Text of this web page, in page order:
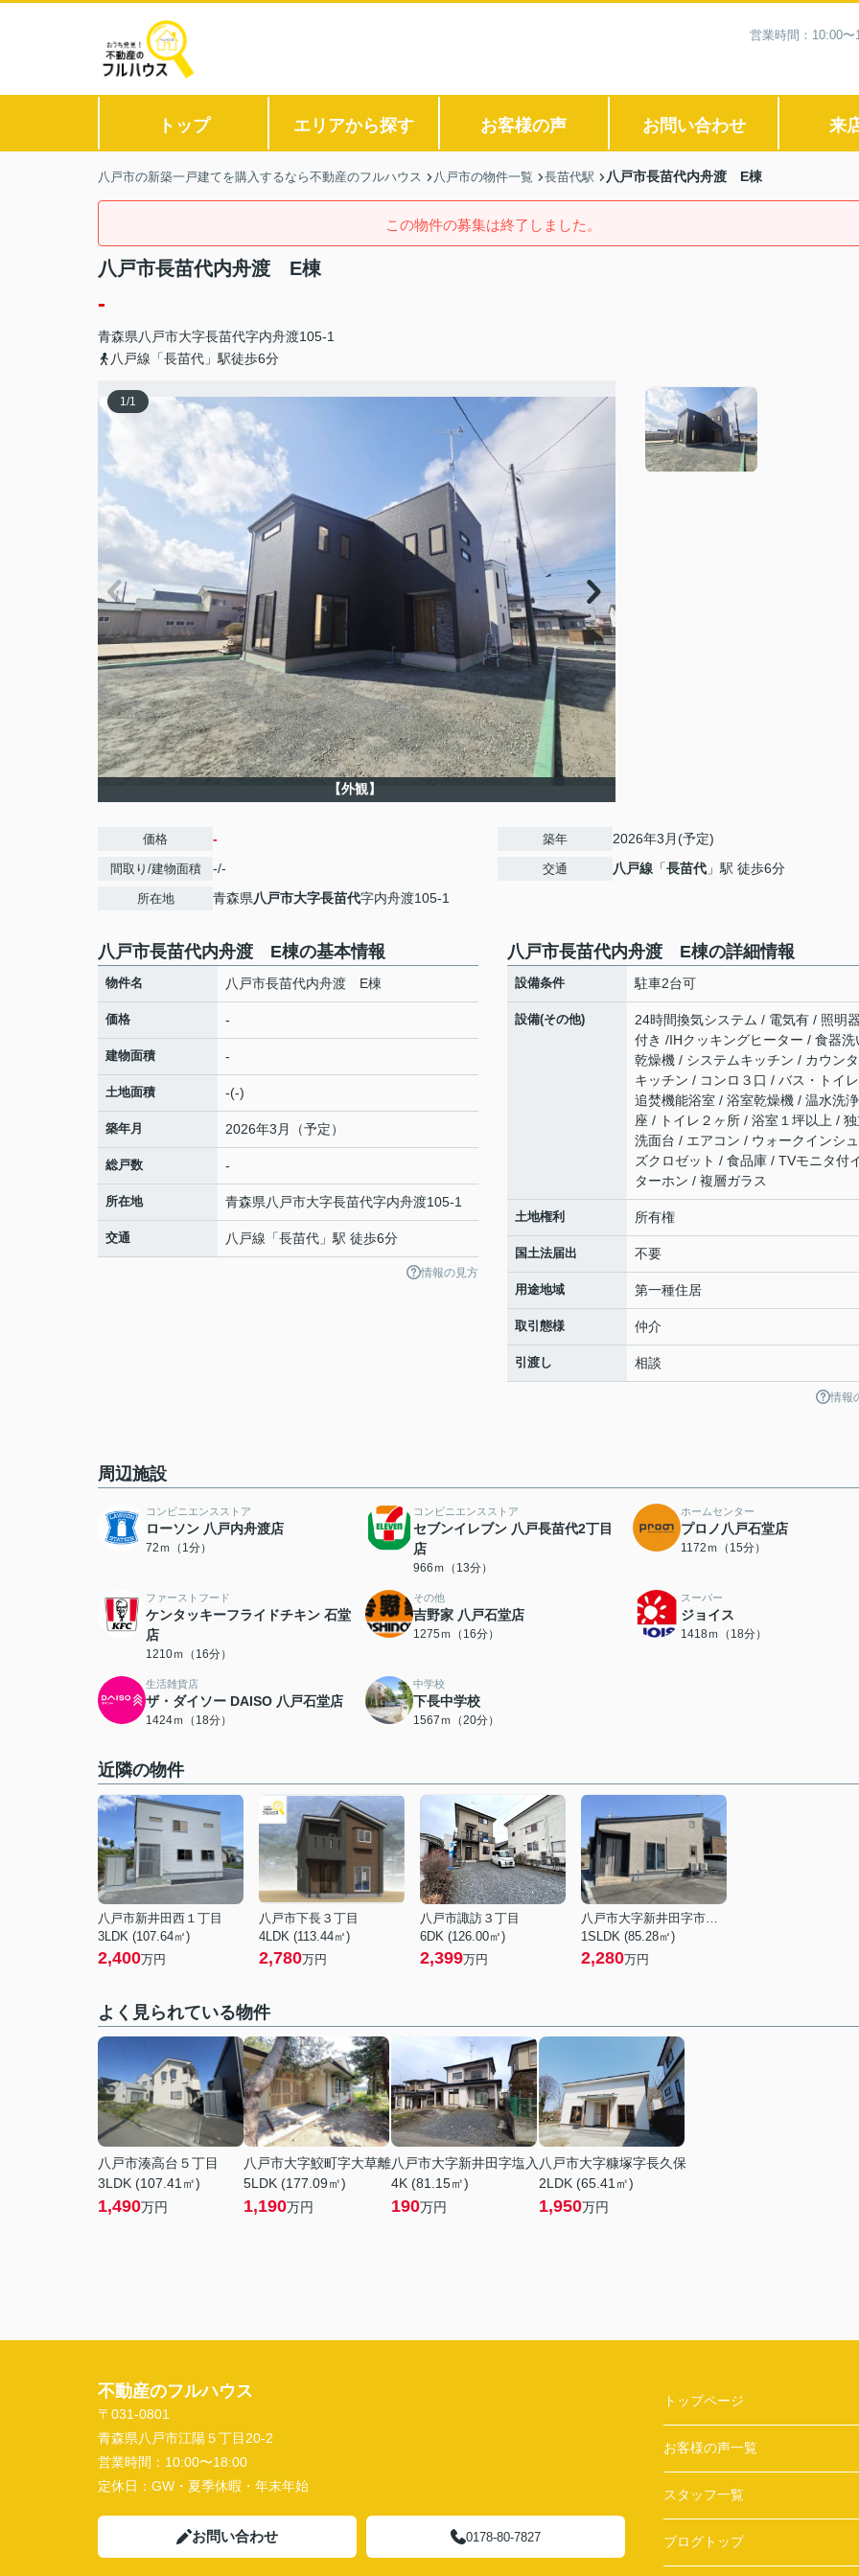
営業時間：10:00
トップ エリアから探す お客様の声 お問い合わせ 来
八戸市の新築一戸建てを購入するなら不動産のフルハウス 八戸市の物件一覧 長苗代駅 八戸市長苗代内舟渡 E棟
この物件の募集は終了しました。
八戸市長苗代内舟渡 E棟
-
青森県八戸市大字長苗代字内舟渡105-1
八戸線「長苗代」駅徒歩6分
1/1
【外観】
価格 -
間取り/建物面積 -/-
所在地 青森県八戸市大字長苗代字内舟渡105-1
築年 2026年3月(予定)
交通 八戸線 「長苗代 」駅 徒歩6分
八戸市長苗代内舟渡 E棟の基本情報
物件名 八戸市長苗代内舟渡 E棟
価格 -
建物面積 -
土地面積 -(-)
築年月 2026年3月（予定）
総戸数 -
所在地 青森県八戸市大字長苗代字内舟渡105-1
交通 八戸線 「長苗代 」駅 徒歩6分
情報の見方
八戸市長苗代内舟渡 E棟の詳細情報
設備条件 駐車2台可
設備(その他)
24時間換気システム / 電気有 / 照明
付き /IHクッキングヒーター / 食器洗
乾燥機 / システムキッチン / カウン
キッチン / コンロ３口 / バス・トイ
追焚機能浴室 / 浴室乾燥機 / 温水洗
座 / トイレ２ヶ所 / 浴室１坪以上 /
洗面台 / エアコン / ウォークインシ
ズクロゼット / 食品庫 / TVモニタ付
ターホン / 複層ガラス
土地権利 所有権
国土法届出 不要
用途地域 第一種住居
取引態様 仲介
引渡し 相談
情報
周辺施設
コンビニエンスストア
ローソン 八戸内舟渡店
72ｍ（1分）
コンビニエンスストア
セブンイレブン 八戸長苗代2丁目
店
966ｍ（13分）
ホームセンター
プロノ八戸石堂店
1172ｍ（15分）
ファーストフード
ケンタッキーフライドチキン 石堂
店
1210ｍ（16分）
その他
吉野家 八戸石堂店
1275ｍ（16分）
スーパー
ジョイス
1418ｍ（18分）
生活雑貨店
ザ・ダイソー DAISO 八戸石堂店
1424ｍ（18分）
中学校
下長中学校
1567ｍ（20分）
近隣の物件
八戸市新井田西１丁目
3LDK (107.64㎡)
2,400万円
八戸市下長３丁目
4LDK (113.44㎡)
2,780万円
八戸市諏訪３丁目
6DK (126.00㎡)
2,399万円
八戸市大字新井田字市子林
1SLDK (85.28㎡)
2,280万円
よく見られている物件
八戸市湊高台５丁目
3LDK (107.41㎡)
1,490万円
八戸市大字鮫町字大草離
5LDK (177.09㎡)
1,190万円
八戸市大字新井田字塩入
4K (81.15㎡)
190万円
八戸市大字糠塚字長久保
2LDK (65.41㎡)
1,950万円
不動産のフルハウス
〒031-0801
青森県八戸市江陽５丁目20-2
営業時間： 10:00〜18:00
定休日： GW・夏季休暇・年末年始
お問い合わせ 0178-80-7827
トップページ
お客様の声一覧
スタッフ一覧
ブログトップ